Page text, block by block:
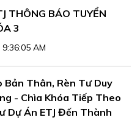
THÔNG BÁO TUYỂN
3
AM
Bản Thân, Rèn Tư Duy
- Chìa Khóa Tiếp Theo
Dự Án ETJ Đến Thành